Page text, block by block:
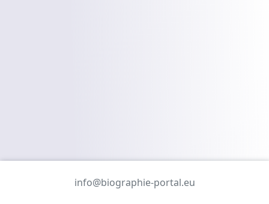
info@biographie-portal.eu